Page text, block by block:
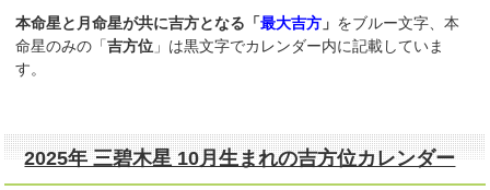
本命星と月命星が共に吉方となる「最大吉方 」 をブルー文字、本
命星のみの「吉方位 」は黒文字でカレンダー内に記載していま
す。
2025年 三碧木星 10月生まれの吉方位カレンダー